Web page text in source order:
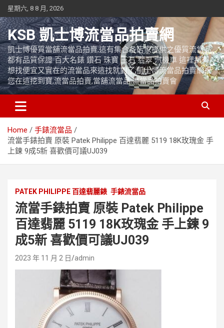
Skip
to
content
星期六, 8 8 月, 2026
KSB 凱士博流當品拍賣網
凱士博優質當舖流當品拍賣,這有集合各店家提供之優質流當品,
都有品質保證 百大名錶 鑽石 珠寶 玉石 翡翠 汽機車 這裡都有
想找便宜又實在的流當品來這找就對了,凱士博流當品拍賣網祝
您在這挖到寶,流當品拍賣,當舖流當品,流當品拍賣會
Home
手錶流當品
流當手錶拍賣 原裝 Patek Philippe 百達翡麗 5119 18K玫瑰金 手
上鍊 9成5新 喜歡價可議UJ039
PATEK PHILIPPE 百達翡麗錶 手錶流當品
流當手錶拍賣 原裝 Patek Philippe
百達翡麗 5119 18K玫瑰金 手上鍊 9
成5新 喜歡價可議UJ039
2023 年 11 月 2 日 admin